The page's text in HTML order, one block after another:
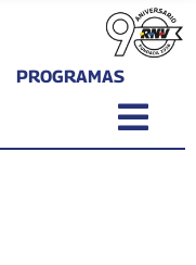
PROGRAMAS